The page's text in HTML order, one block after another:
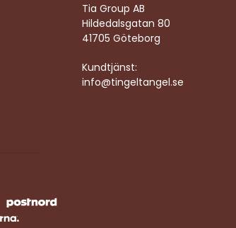
Tia Group AB
Hildedalsgatan 80
41705 Göteborg
Kundtjänst:
info@tingeltangel.se